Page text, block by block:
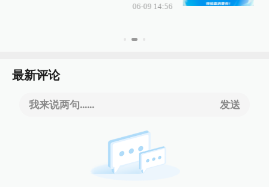
06-09 14:56
最新评论
我来说两句...... 发送